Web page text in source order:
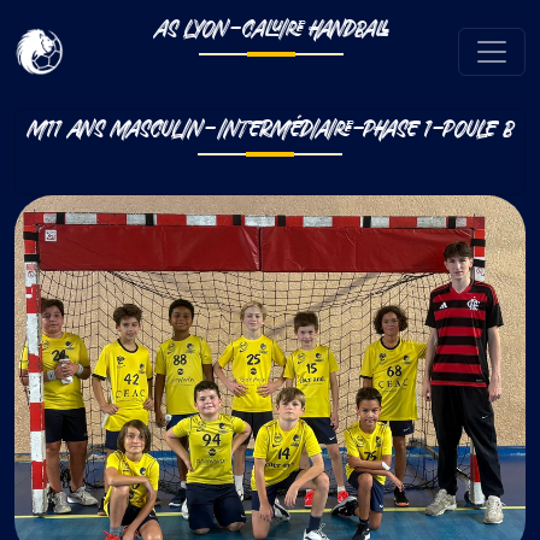
AS LYON-CALUIRE HANDBALL
M11 ANS MASCULIN-INTERMÉDIAIRE-PHASE 1-POULE B